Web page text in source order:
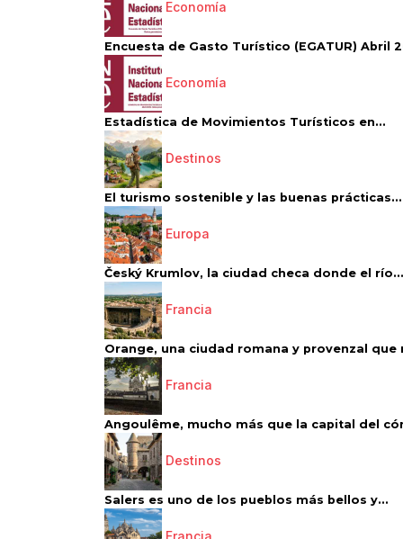
Economía
Encuesta de Gasto Turístico (EGATUR) Abril
Economía
Estadística de Movimientos Turísticos en...
Destinos
El turismo sostenible y las buenas prácticas...
Europa
Český Krumlov, la ciudad checa donde el río...
Francia
Orange, una ciudad romana y provenzal que
Francia
Angoulême, mucho más que la capital del
Destinos
Salers es uno de los pueblos más bellos y...
Francia